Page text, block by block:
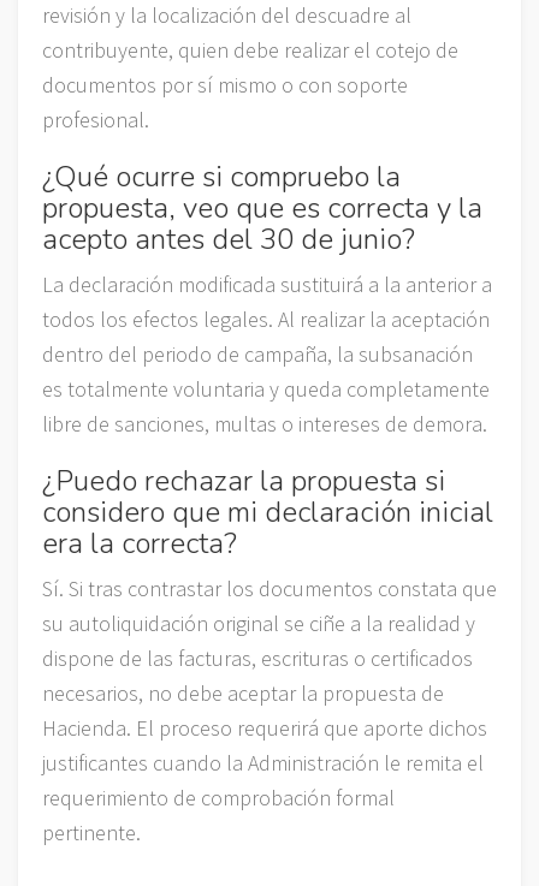
revisión y la localización del descuadre al
contribuyente, quien debe realizar el cotejo de
documentos por sí mismo o con soporte
profesional.
¿Qué ocurre si compruebo la
propuesta, veo que es correcta y la
acepto antes del 30 de junio?
La declaración modificada sustituirá a la anterior a
todos los efectos legales. Al realizar la aceptación
dentro del periodo de campaña, la subsanación
es totalmente voluntaria y queda completamente
libre de sanciones, multas o intereses de demora.
¿Puedo rechazar la propuesta si
considero que mi declaración inicial
era la correcta?
Sí. Si tras contrastar los documentos constata que
su autoliquidación original se ciñe a la realidad y
dispone de las facturas, escrituras o certificados
necesarios, no debe aceptar la propuesta de
Hacienda. El proceso requerirá que aporte dichos
justificantes cuando la Administración le remita el
requerimiento de comprobación formal
pertinente.